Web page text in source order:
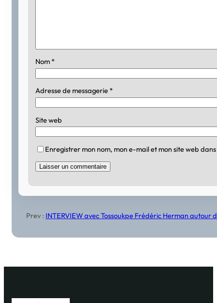
Nom *
Adresse de messagerie *
Site web
Enregistrer mon nom, mon e-mail et mon site web
Prev : INTERVIEW avec Tossoukpe Frédéric Herman autour